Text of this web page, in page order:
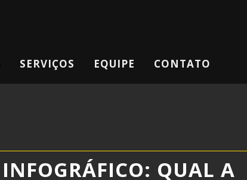
SERVIÇOS EQUIPE CONTATO
INFOGRÁFICO: QUAL A